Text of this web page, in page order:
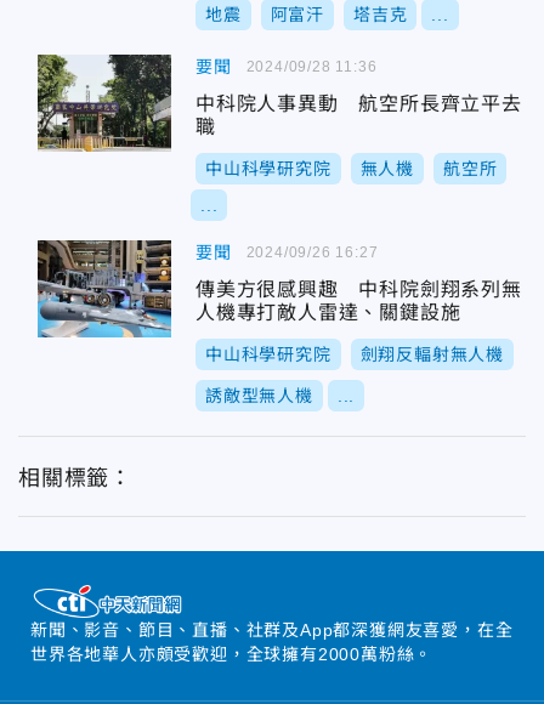
地震 阿富汗 塔吉克
要聞
中科院人事異動 航空所長齊立平去
職
中山科學研究院 無人機 航空所
2024/09/28 11:36
要聞
傳美方很感興趣 中科院劍翔系列無
人機專打敵人雷達、關鍵設施
中山科學研究院 劍翔反輻射無人機
誘敵型無人機
2024/09/26 16:27
相關標籤：
新聞、影音、節目、直播、社群及App都深獲網友喜愛，在全
世界各地華人亦頗受歡迎，全球擁有2000萬粉絲。